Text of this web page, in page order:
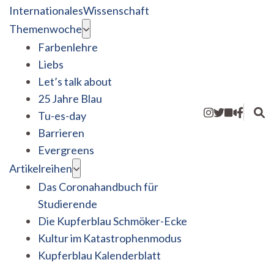
InternationalesWissenschaft
Themenwoche
Farbenlehre
Liebs
Let’s talk about
25 Jahre Blau
Tu-es-day
Barrieren
Evergreens
Artikelreihen
Das Coronahandbuch für
Studierende
Die Kupferblau Schmöker-Ecke
Kultur im Katastrophenmodus
Kupferblau Kalenderblatt